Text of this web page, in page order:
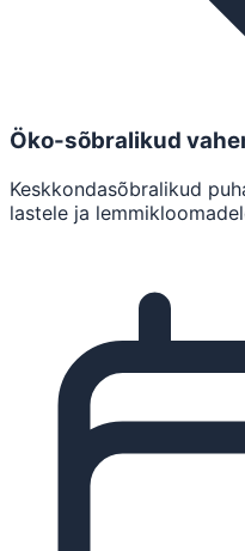
Öko-sõbralikud
Keskkondasõbralikud
lastele ja